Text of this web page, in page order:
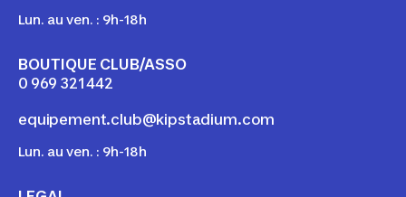
Lun. au ven. : 9h-18h
BOUTIQUE CLUB/ASSO
0 969 321 442
equipement.club@kipstadium.com
Lun. au ven. : 9h-18h